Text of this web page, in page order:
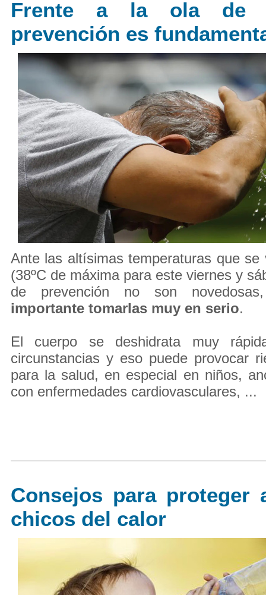
Frente a la ola de
prevención es
Ante las altísimas temperaturas que se
(38ºC de máxima para este viernes y
de prevención no son
importante tomarlas muy en serio.
El cuerpo se deshidrata muy
circunstancias y eso puede provocar
para la salud, en especial en niños,
con enfermedades cardiovasculares, ...
Consejos para proteger
chicos del calor